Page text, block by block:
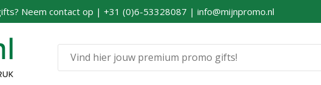
Neem contact op | +31 (0)6-53328087 | info@mijnpromo.nl